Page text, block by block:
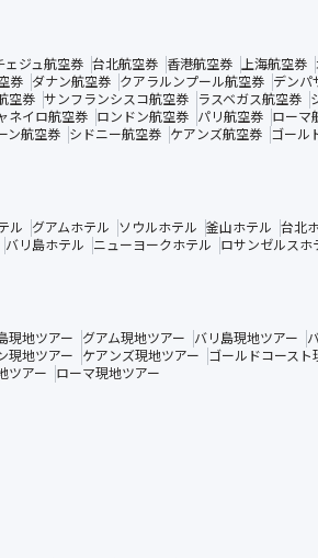
ェジュ航空券 台北航空券 香港航空券 上海航空券
券 ダナン航空券 クアラルンプール航空券 デンパ
空券 サンフランシスコ航空券 ラスベガス航空券
ネイロ航空券 ロンドン航空券 パリ航空券 ローマ
ン航空券 シドニー航空券 ケアンズ航空券 ゴール
ル グアムホテル ソウルホテル 釜山ホテル 台北
バリ島ホテル ニューヨークホテル ロサンゼルスホ
現地ツアー グアム現地ツアー バリ島現地ツアー
現地ツアー ケアンズ現地ツアー ゴールドコースト
ツアー ローマ現地ツアー